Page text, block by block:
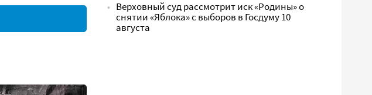
Верховный суд рассмотрит иск «Родины» о
снятии «Яблока» с выборов в Госдуму 10
августа